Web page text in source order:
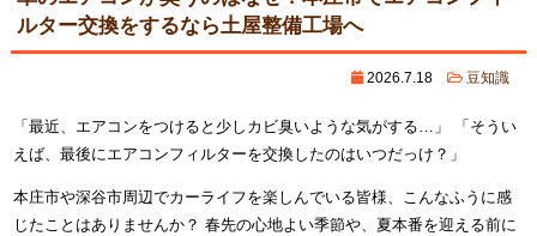
ルター交換をするなら土屋整備工場へ
2026.7.18 豆知識
「最近、エアコンをつけると少しカビ臭いような気がする…」 「そうい
えば、最後にエアコンフィルターを交換したのはいつだっけ？」
本庄市や深谷市周辺でカーライフを楽しんでいる皆様、こんなふうに感
じたことはありませんか？ 春先の心地よい季節や、夏本番を迎える前に